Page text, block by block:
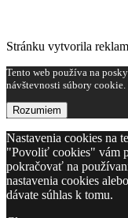
Stránku vytvorila
Tento web používa na
návštevnosti súbory
Rozumiem
Nastavenia cookies na
"Povoliť cookies" vám
pokračovať na
nastavenia cookies
dávate súhlas k tomu.